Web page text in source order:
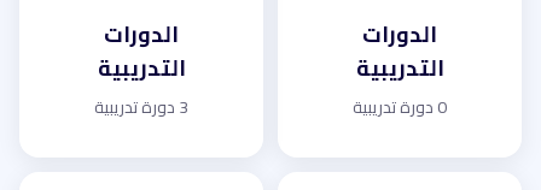
الدورات
التدريبية
0 دورة تدريبية
الدورات
التدريبية
3 دورة تدريبية